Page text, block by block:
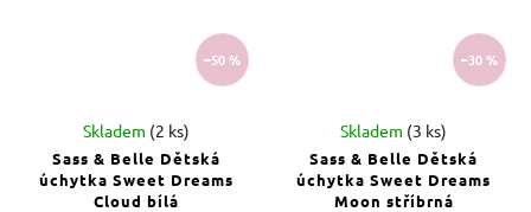
–50 %
Sass & Belle Dětská
úchytka Sweet Dreams
Cloud bílá
Skladem (2 ks)
–30 %
Sass & Belle Dětská
úchytka Sweet Dreams
Moon stříbrná
Skladem (3 ks)